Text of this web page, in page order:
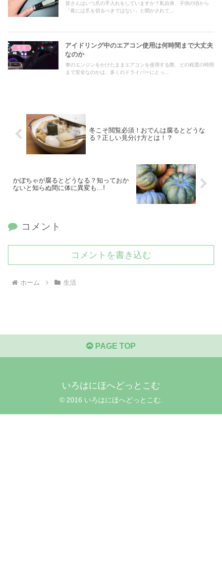
皆さんはいつ爪の手入れをしていますか？私自身、子供の頃から
「夜には爪を切るべきではない」と聞かされて...
生活
アイドリング中のエアコン使用は何時間まで大丈夫
なのか
車のエンジンをかけたままエアコンを使用する際、どの程度の時間
まで安全なのかは、多くのドライバーにとっ...
冬こそ閲覧必須！おでんは腐るとどうな
る？正しい見分け方とは！？
かぼちゃが腐るとどうなる？知っておか
ないと知らぬ間に体に異変も…!
コメント
コメントを書き込む
ホーム 生活
PAGE TOP
いろはにほへどっとこむ
© 2016 いろはにほへどっとこむ.